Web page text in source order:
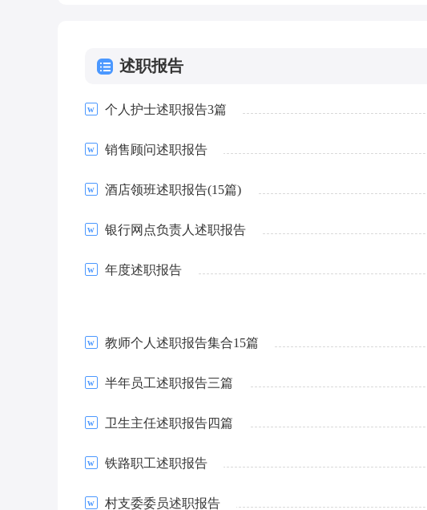
述职报告
个人护士述职报告3篇
销售顾问述职报告
酒店领班述职报告(15篇)
银行网点负责人述职报告
年度述职报告
教师个人述职报告集合15篇
半年员工述职报告三篇
卫生主任述职报告四篇
铁路职工述职报告
村支委委员述职报告